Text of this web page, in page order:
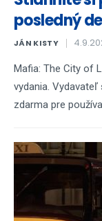
posledný
JÁN KISTY
Mafia: The City of
vydania.
zdarma pre